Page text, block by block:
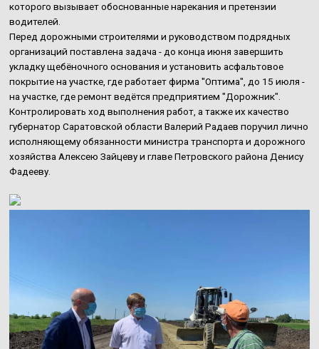
которого вызывает обоснованные нарекания и претензии
водителей.
Перед дорожными строителями и руководством подрядных
организаций поставлена задача - до конца июня завершить
укладку щебёночного основания и установить асфальтовое
покрытие на участке, где работает фирма "Оптима", до 15 июля -
на участке, где ремонт ведётся предприятием "Дорожник".
Контролировать ход выполнения работ, а также их качество
губернатор Саратовской области Валерий Радаев поручил лично
исполняющему обязанности министра транспорта и дорожного
хозяйства Алексею Зайцеву и главе Петровского района Денису
Фадееву.